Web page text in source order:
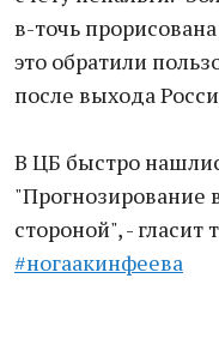
в-точь
это обратили
после выхода
В ЦБ быстро
"Прогнозирование
стороной", - гласит
#ногаакинфеева